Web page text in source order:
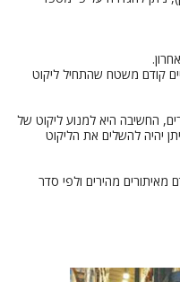
קודם משטח שהתחיל ליקוט
החשיבה היא למנוע ליקוט של
יהיה להשלים את הליקוט
מהירים ולפי סדר